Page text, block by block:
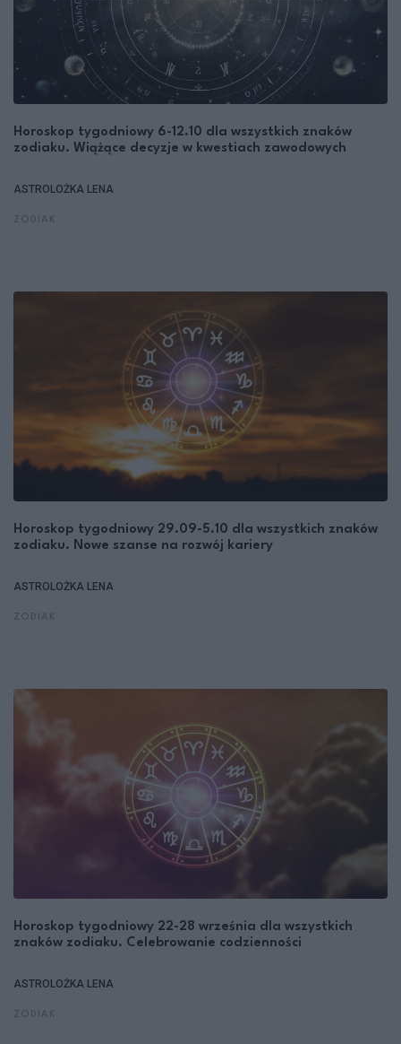
Horoskop tygodniowy 6-12.10 dla wszystkich znaków
zodiaku. Wiążące decyzje w kwestiach zawodowych
ASTROLOŻKA LENA
Horoskop tygodniowy 29.09-5.10 dla wszystkich znaków
zodiaku. Nowe szanse na rozwój kariery
ASTROLOŻKA LENA
Horoskop tygodniowy 22-28 września dla wszystkich
znaków zodiaku. Celebrowanie codzienności
ASTROLOŻKA LENA